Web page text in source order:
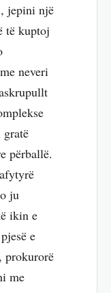
jepini një
të kuptoj
neveri
përballë.
ju
ikin e
e
prokurorë
me